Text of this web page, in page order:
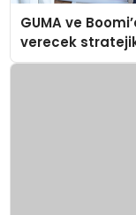
GUMA ve
verecek